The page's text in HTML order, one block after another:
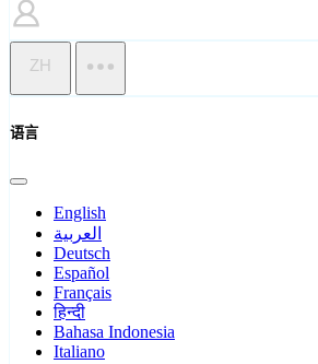
ZH
语言
English
العربية
Deutsch
Español
Français
हिन्दी
Bahasa Indonesia
Italiano